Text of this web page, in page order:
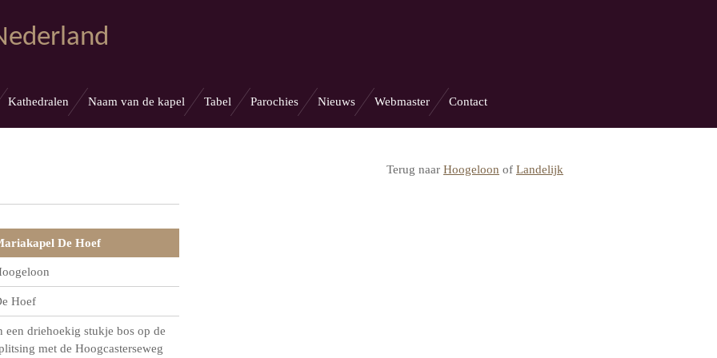
Kathedralen Naam van de kapel Tabel Parochies Nieuws Webmaster Contact
Terug naar Hoogeloon of Landelijk
De Hoef
Hoef
een driehoekig stukje bos op de
met de Hoogcasterseweg